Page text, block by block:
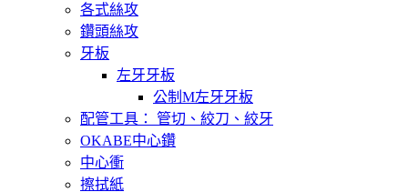
各式絲攻
鑽頭絲攻
牙板
左牙牙板
公制M左牙牙板
配管工具： 管切、絞刀、絞牙
OKABE中心鑽
中心衝
擦拭紙